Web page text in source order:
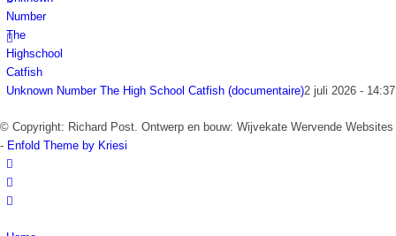
Unknown Number The High School Catfish (documentaire)2 juli 2026 - 14:37
© Copyright: Richard Post. Ontwerp en bouw: Wijvekate Wervende Websites
- Enfold Theme by Kriesi